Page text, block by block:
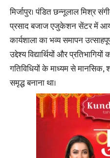
मिर्जापुर। पंडित छन्नूलाल मिश्र
प्रसाद बजाज एजुकेशन सेंटर में
कार्यशाला का भव्य समापन
उद्देश्य विद्यार्थियों और
गतिविधियों के माध्यम से
समृद्ध बनाना था।